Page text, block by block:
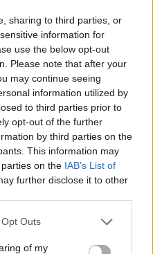
sharing to third parties, or
information for
use the below opt-out
Please note that after your
may continue seeing
information utilized by
to third parties prior to
opt-out of the further
by third parties on the
This information may
on the IAB’s List of
further disclose it to other
Outs
of my
2026-2027»: Όσα
οι αιτήσεις
επιστροφή ενός από τα πιο
του υπουργείου Τουρισμού. Η
ανακοίνωσε ότι η
για Όλους 2026-2027»
δίνοντας το «πράσινο
επιδοτημένες